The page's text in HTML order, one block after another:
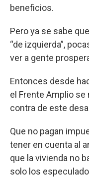
beneficios.
Pero ya se sabe
“de izquierda”,
ver a gente
Entonces desde
el Frente Amplio
contra de este
Que no pagan
tener en cuenta al
que la vivienda no
solo los